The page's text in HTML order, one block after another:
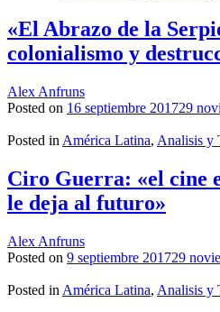
«El Abrazo de la
colonialismo y
Alex Anfruns
Posted on 16 septiembre 201729
Posted in América Latina, Analisis y
Ciro Guerra: «el cine
le deja al futuro»
Alex Anfruns
Posted on 9 septiembre 201729
Posted in América Latina, Analisis y